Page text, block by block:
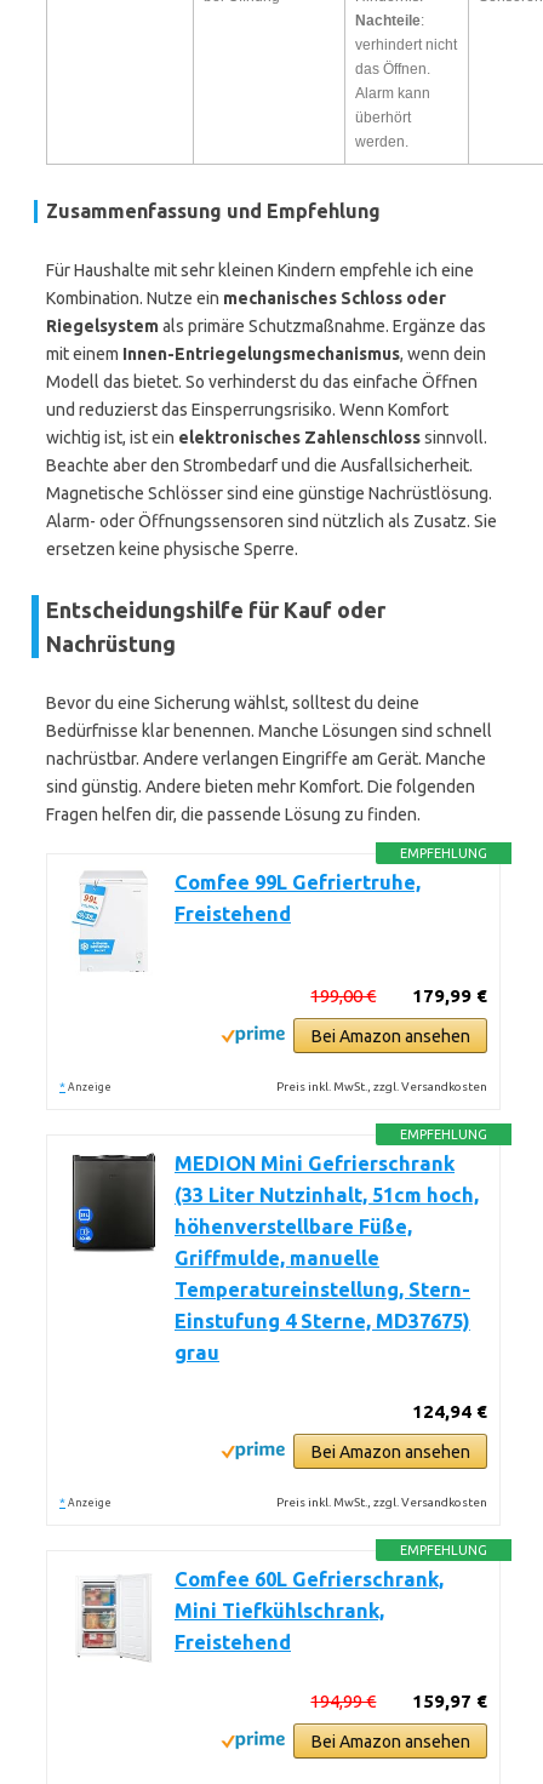
Nachteile:
verhindert nicht
das Öffnen.
Alarm kann
überhört
werden.
Zusammenfassung und Empfehlung
Für Haushalte mit sehr kleinen Kindern empfehle ich eine
Kombination. Nutze ein mechanisches Schloss oder
Riegelsystemals primäre Schutzmaßnahme. Ergänze das
mit einem Innen-Entriegelungsmechanismus, wenn dein
Modell das bietet. So verhinderst du das einfache Öffnen
und reduzierst das Einsperrungsrisiko. Wenn Komfort
wichtig ist, ist ein elektronisches Zahlenschlosssinnvoll.
Beachte aber den Strombedarf und die Ausfallsicherheit.
Magnetische Schlösser sind eine günstige Nachrüstlösung.
Alarm- oder Öffnungssensoren sind nützlich als Zusatz. Sie
ersetzen keine physische Sperre.
Entscheidungshilfe für Kauf oder
Nachrüstung
Bevor du eine Sicherung wählst, solltest du deine
Bedürfnisse klar benennen. Manche Lösungen sind schnell
nachrüstbar. Andere verlangen Eingriffe am Gerät. Manche
sind günstig. Andere bieten mehr Komfort. Die folgenden
Fragen helfen dir, die passende Lösung zu finden.
EMPFEHLUNG
Comfee 99L Gefriertruhe,
Freistehend
179,99 €
199,00 €
Bei Amazon ansehen
* Anzeige Preis inkl. MwSt., zzgl. Versandkosten
EMPFEHLUNG
MEDION Mini Gefrierschrank
(33 Liter Nutzinhalt, 51cm hoch,
höhenverstellbare Füße,
Griffmulde, manuelle
Temperatureinstellung, Stern-
Einstufung 4 Sterne, MD37675)
grau
124,94 €
Bei Amazon ansehen
* Anzeige Preis inkl. MwSt., zzgl. Versandkosten
EMPFEHLUNG
Comfee 60L Gefrierschrank,
Mini Tiefkühlschrank,
Freistehend
159,97 €
194,99 €
Bei Amazon ansehen